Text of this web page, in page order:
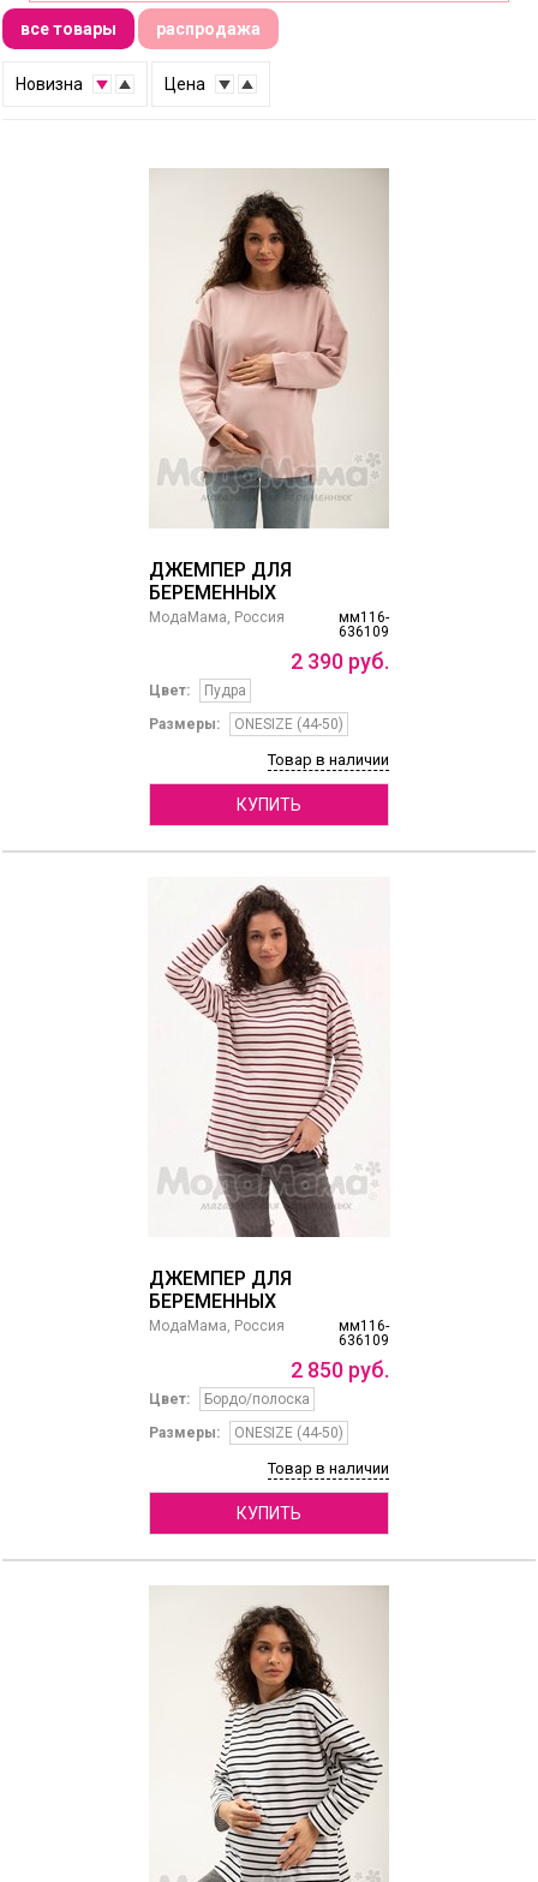
все товары распродажа
Новизна Цена
↓ ↑
ДЖЕМПЕР ДЛЯ
БЕРЕМЕННЫХ
мм116-
636109
МодаМама, Россия
2 390 руб.
Цвет:
Пудра
Размеры:
ONESIZE (44-50)
Товар в наличии
КУПИТЬ
ДЖЕМПЕР ДЛЯ
БЕРЕМЕННЫХ
мм116-
636109
МодаМама, Россия
2 850 руб.
Цвет:
Бордо/полоска
Размеры:
ONESIZE (44-50)
Товар в наличии
КУПИТЬ